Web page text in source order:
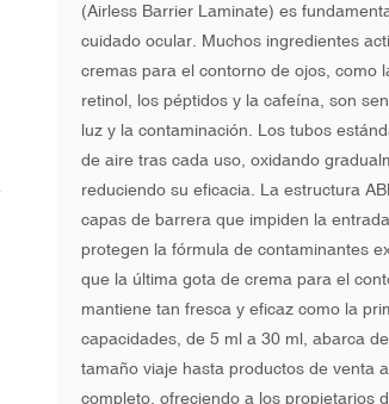
(Airless Barrier Laminate) es
cuidado ocular. Muchos ingredientes
cremas para el contorno de ojos, como
retinol, los péptidos y la cafeína, son
luz y la contaminación. Los tubos
de aire tras cada uso, oxidando
reduciendo su eficacia. La estructura
capas de barrera que impiden la
protegen la fórmula de contaminantes
que la última gota de crema para el
mantiene tan fresca y eficaz como la
capacidades, de 5 ml a 30 ml, abarca
tamaño viaje hasta productos de venta
completo, ofreciendo a los propietarios